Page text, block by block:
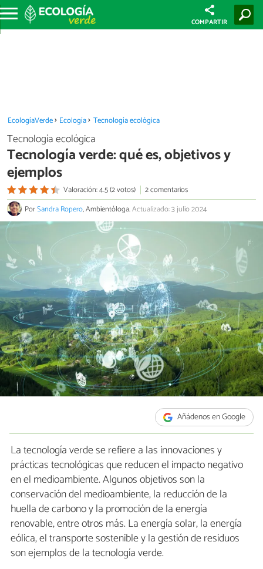
COMPARTIR
EcologíaVerde Ecología Tecnología ecológica
Tecnología ecológica
Tecnología verde: qué es, objetivos y
ejemplos
Valoración: 4.5 (2 votos)
2 comentarios
PorSandra Ropero, Ambientóloga.Actualizado: 3 julio 2024
Añádenos en Google
La tecnología verde se refiere a las innovaciones y
prácticas tecnológicas que reducen el impacto negativo
en el medioambiente. Algunos objetivos son la
conservación del medioambiente, la reducción de la
huella de carbono y la promoción de la energía
renovable, entre otros más. La energía solar, la energía
eólica, el transporte sostenible y la gestión de residuos
son ejemplos de la tecnología verde.